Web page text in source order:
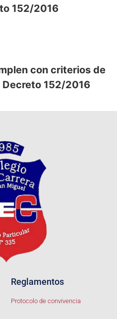
152/2016
con criterios de
152/2016
Reglamentos
Protocolo de convivencia